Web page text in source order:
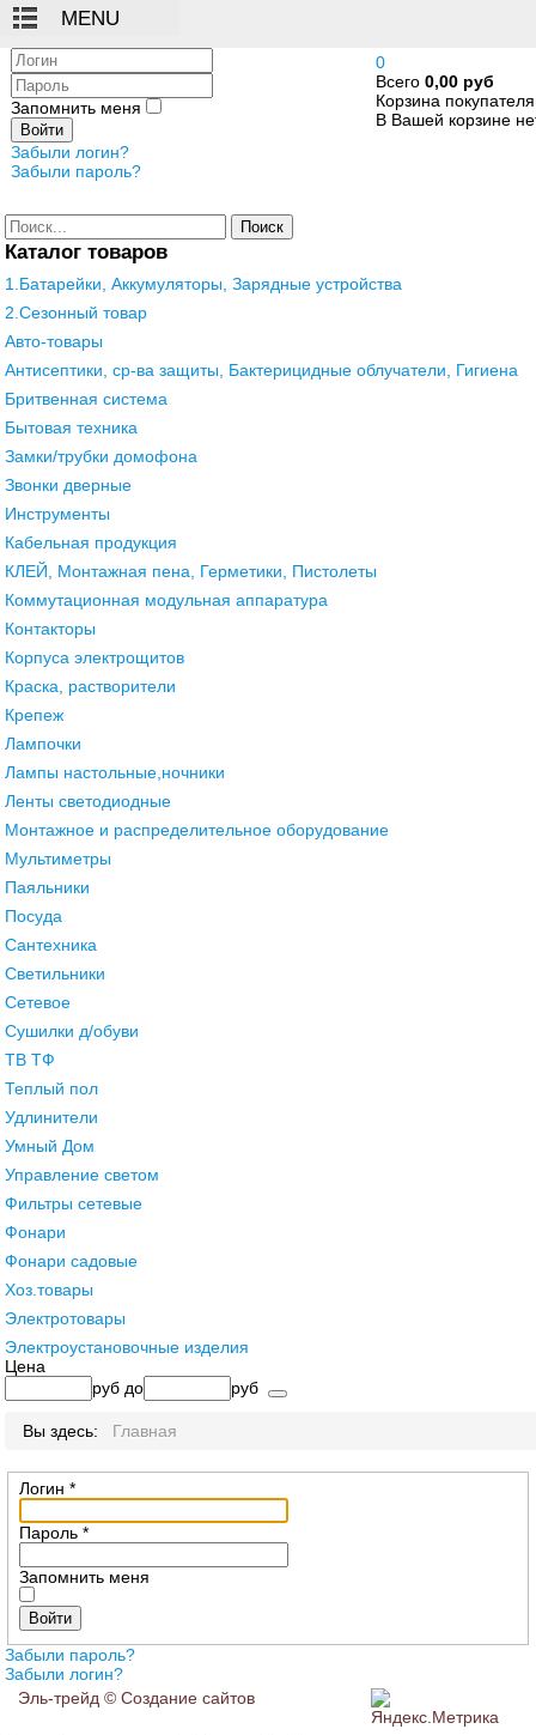
0
Всего 0,00 руб
Корзина покупателя
В Вашей корзине
Логин
Пароль
Запомнить меня
Войти
Забыли логин?
Забыли пароль?
Поиск
Каталог товаров
1.Батарейки, Аккумуляторы, Зарядные устройства
2.Сезонный товар
Авто-товары
Антисептики, ср-ва защиты, Бактерицидные облучатели, Гигиена
Бритвенная система
Бытовая техника
Замки/трубки домофона
Звонки дверные
Инструменты
Кабельная продукция
КЛЕЙ, Монтажная пена, Герметики, Пистолеты
Коммутационная модульная аппаратура
Контакторы
Корпуса электрощитов
Краска, растворители
Крепеж
Лампочки
Лампы настольные,ночники
Ленты светодиодные
Монтажное и распределительное оборудование
Мультиметры
Паяльники
Посуда
Сантехника
Светильники
Сетевое
Сушилки д/обуви
ТВ ТФ
Теплый пол
Удлинители
Умный Дом
Управление светом
Фильтры сетевые
Фонари
Фонари садовые
Хоз.товары
Электротовары
Электроустановочные изделия
Цена
руб до руб
Вы здесь: Главная
Логин *
Пароль *
Запомнить меня
Войти
Забыли пароль?
Забыли логин?
Эль-трейд © Создание сайтов